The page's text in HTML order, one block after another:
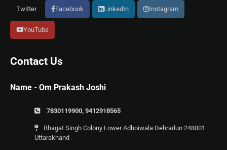
Twitter Facebook LinkedIn Instagram
YouTube
Contact Us
Name - Om Prakash Joshi
7830119900, 9412918565
Bhagat Singh Colony Lower Adhoiwala Dehradun 248001
Uttarakhand